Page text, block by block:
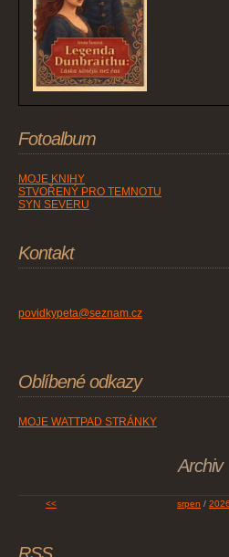
Fotoalbum
MOJE KNIHY
STVOŘENÝ PRO TEMNOTU
SYN SEVERU
Kontakt
povidkypeta@seznam.cz
Oblíbené odkazy
MOJE WATTPAD STRÁNKY
Archiv
<< srpen / 2026